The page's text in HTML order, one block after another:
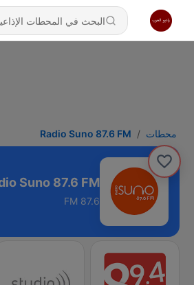
محطات Radio Suno 87.6 FM
Suno 87.6 FM
87.6 FM